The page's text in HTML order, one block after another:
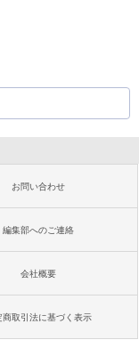
お問い合わせ
編集部へのご連絡
会社概要
商取引法に基づく表示